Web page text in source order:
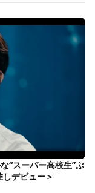
“スーパー高校生”ぶ
デビュー＞